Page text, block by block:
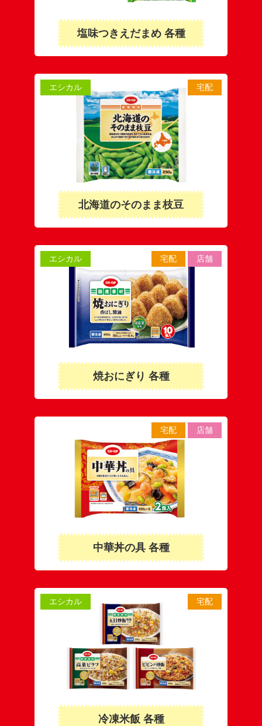
塩味つきえだまめ 各種
エシカル 宅配
北海道のそのまま枝豆
エシカル 宅配 店舗
焼おにぎり 各種
宅配 店舗
中華丼の具 各種
エシカル 宅配
冷凍米飯 各種